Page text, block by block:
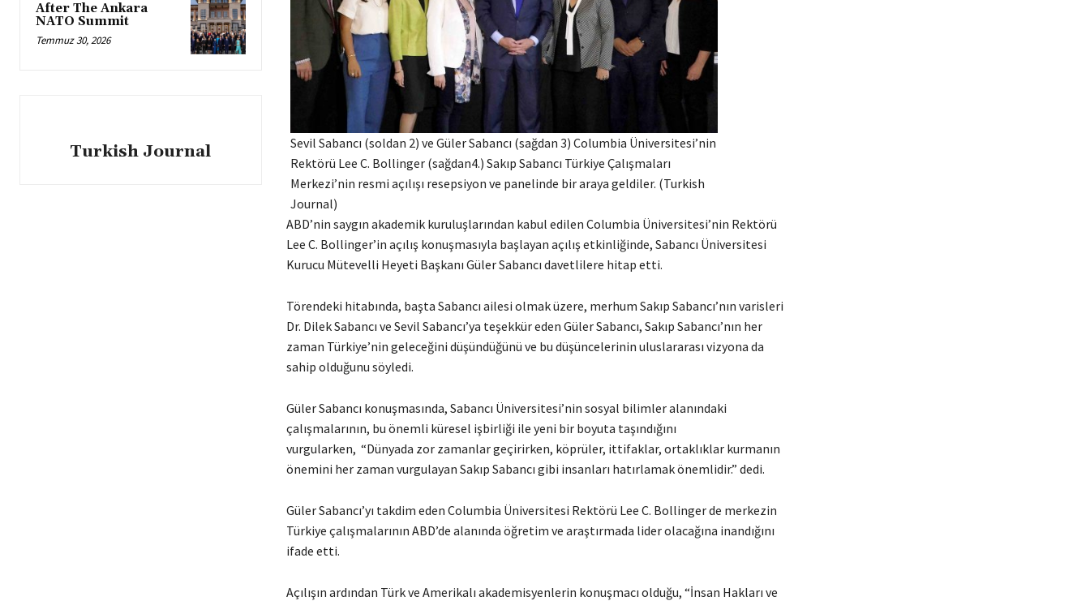
After The Ankara
NATO Summit
Temmuz 30, 2026
Turkish Journal
Sevil Sabancı (soldan 2) ve Güler Sabancı (sağdan 3) Columbia Üniversitesi’nin
Rektörü Lee C. Bollinger (sağdan4.) Sakıp Sabancı Türkiye Çalışmaları
Merkezi’nin resmi açılışı resepsiyon ve panelinde bir araya geldiler. (Turkish
Journal)
ABD’nin saygın akademik kuruluşlarından kabul edilen Columbia Üniversitesi’nin Rektörü
Lee C. Bollinger’in açılış konuşmasıyla başlayan açılış etkinliğinde, Sabancı Üniversitesi
Kurucu Mütevelli Heyeti Başkanı Güler Sabancı davetlilere hitap etti.
Törendeki hitabında, başta Sabancı ailesi olmak üzere, merhum Sakıp Sabancı’nın varisleri
Dr. Dilek Sabancı ve Sevil Sabancı’ya teşekkür eden Güler Sabancı, Sakıp Sabancı’nın her
zaman Türkiye’nin geleceğini düşündüğünü ve bu düşüncelerinin uluslararası vizyona da
sahip olduğunu söyledi.
Güler Sabancı konuşmasında, Sabancı Üniversitesi’nin sosyal bilimler alanındaki
çalışmalarının, bu önemli küresel işbirliği ile yeni bir boyuta taşındığını
vurgularken, “Dünyada zor zamanlar geçirirken, köprüler, ittifaklar, ortaklıklar kurmanın
önemini her zaman vurgulayan Sakıp Sabancı gibi insanları hatırlamak önemlidir.” dedi.
Güler Sabancı’yı takdim eden Columbia Üniversitesi Rektörü Lee C. Bollinger de merkezin
Türkiye çalışmalarının ABD’de alanında öğretim ve araştırmada lider olacağına inandığını
ifade etti.
Açılışın ardından Türk ve Amerikalı akademisyenlerin konuşmacı olduğu, “İnsan Hakları ve